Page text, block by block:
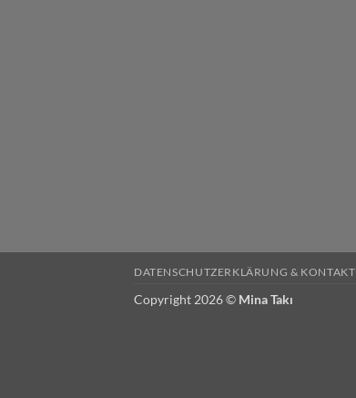
DATENSCHUTZERKLÄRUNG & KONTAKT
Copyright 2026 © Mina Takı